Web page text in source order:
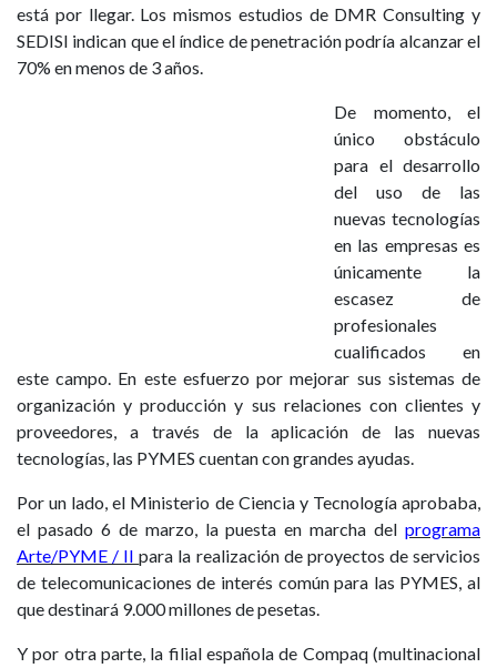
está por llegar. Los mismos estudios de DMR Consulting y
SEDISI indican que el índice de penetración podría alcanzar el
70% en menos de 3 años.
De momento, el
único obstáculo
para el desarrollo
del uso de las
nuevas tecnologías
en las empresas es
únicamente la
escasez de
profesionales
cualificados en
este campo. En este esfuerzo por mejorar sus sistemas de
organización y producción y sus relaciones con clientes y
proveedores, a través de la aplicación de las nuevas
tecnologías, las PYMES cuentan con grandes ayudas.
Por un lado, el Ministerio de Ciencia y Tecnología aprobaba,
el pasado 6 de marzo, la puesta en marcha del programa
Arte/PYME / IIpara la realización de proyectos de servicios
de telecomunicaciones de interés común para las PYMES, al
que destinará 9.000 millones de pesetas.
Y por otra parte, la filial española de Compaq (multinacional